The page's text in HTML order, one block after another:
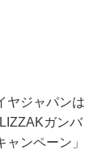
ヤジャパンは
ガンバ
ャンペーン」